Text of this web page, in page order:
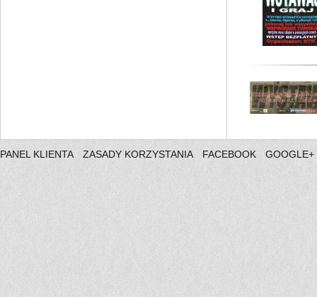
PANEL KLIENTA ZASADY KORZYSTANIA FACEBOOK GOOGLE+